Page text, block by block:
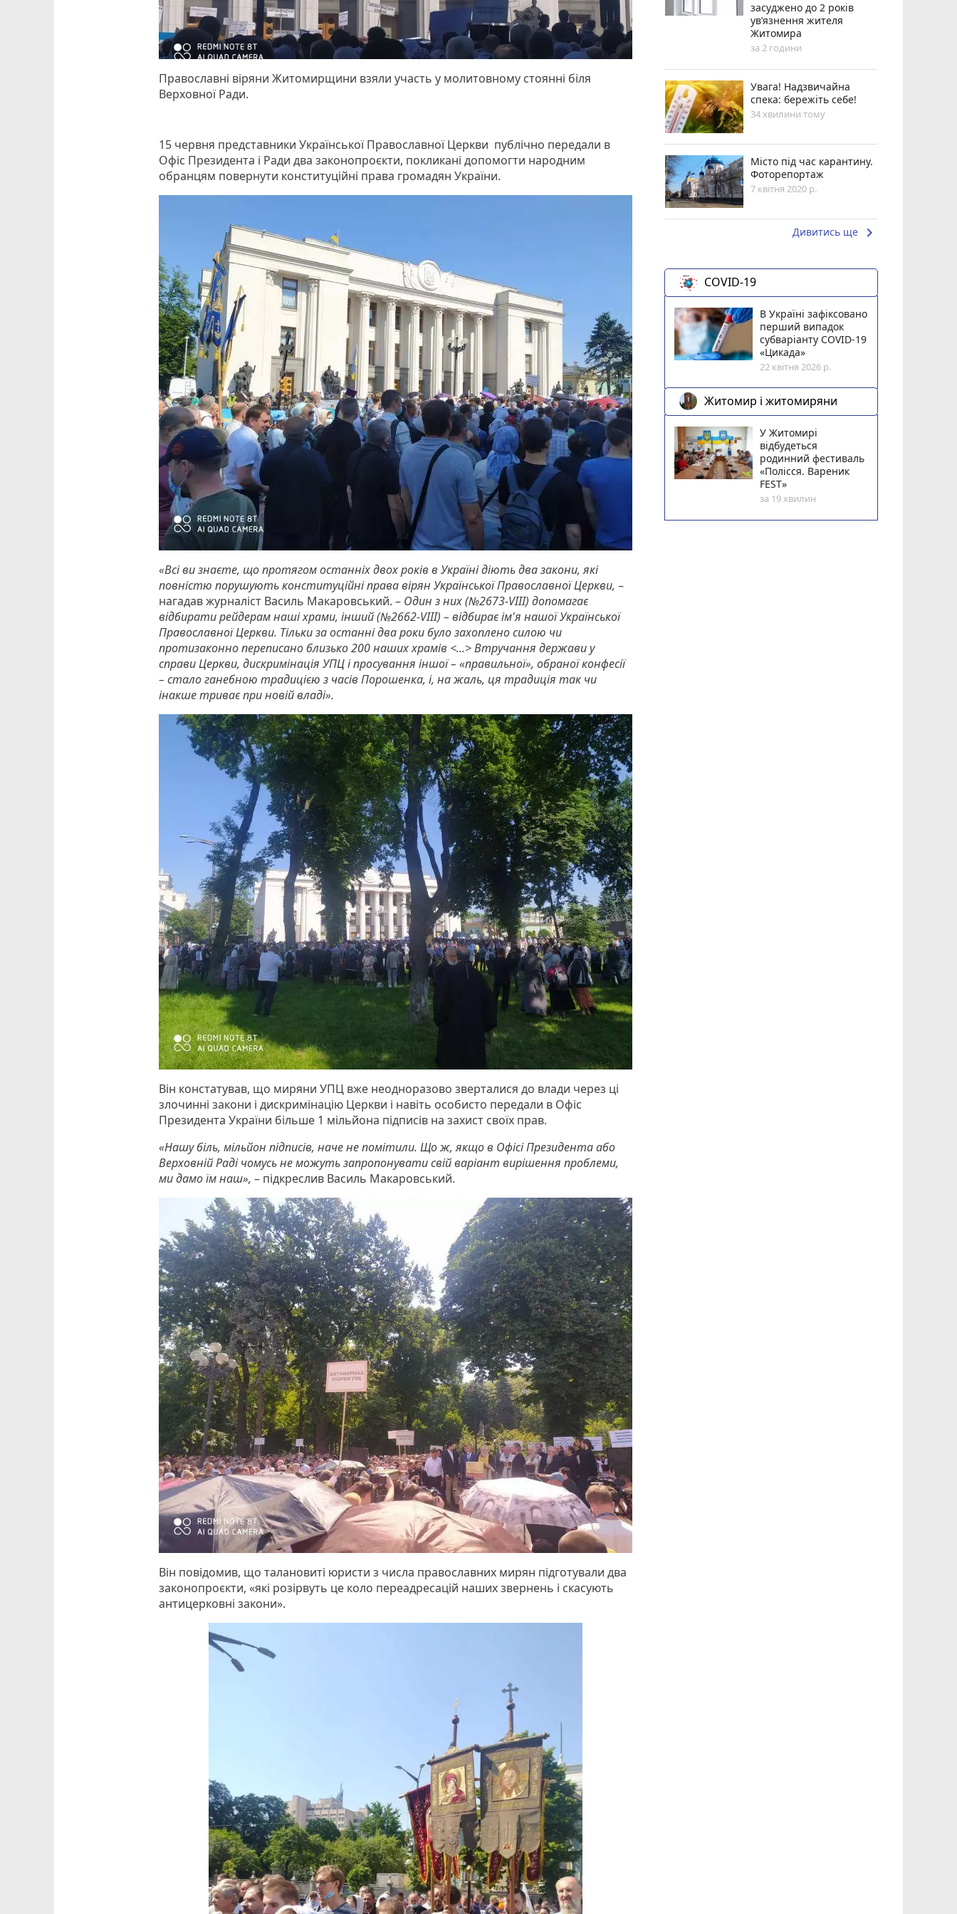
Православні віряни Житомирщини взяли участь у молитовному стоянні біля
Верховної Ради.
15 червня представники Української Православної Церкви публічно передали в
Офіс Президента і Ради два законопроєкти, покликані допомогти народним
обранцям повернути конституційні права громадян України.
«Всі ви знаєте, що протягом останніх двох років в Україні діють два закони, які
повністю порушують конституційні права вірян Української Православної Церкви,–
нагадав журналіст Василь Макаровський. – Один з них (№2673-VIII) допомагає
відбирати рейдерам наші храми, інший (№2662-VIII) – відбирає ім'я нашої Української
Православної Церкви. Тільки за останні два роки було захоплено силою чи
протизаконно переписано близько 200 наших храмів <...> Втручання держави у
справи Церкви, дискримінація УПЦ і просування іншої – «правильної», обраної конфесії
– стало ганебною традицією з часів Порошенка, і, на жаль, ця традиція так чи
інакше триває при новій владі».
Він констатував, що миряни УПЦ вже неодноразово зверталися до влади через ці
злочинні закони і дискримінацію Церкви і навіть особисто передали в Офіс
Президента України більше 1 мільйона підписів на захист своїх прав.
«Нашу біль, мільйон підписів, наче не помітили. Що ж, якщо в Офісі Президента або
Верховній Раді чомусь не можуть запропонувати свій варіант вирішення проблеми,
ми дамо їм наш», – підкреслив Василь Макаровський.
Він повідомив, що талановиті юристи з числа православних мирян підготували два
законопроєкти, «які розірвуть це коло переадресацій наших звернень і скасують
антицерковні закони».
засуджено до 2 років
ув’язнення жителя
Житомира
за 2 години
Увага! Надзвичайна
спека: бережіть себе!
34 хвилини тому
Місто під час карантину.
Фоторепортаж
7 квітня 2020 р.
Дивитись ще keyboard_arrow_right
COVID-19
В Україні зафіксовано
перший випадок
субваріанту COVID-19
«Цикада»
22 квітня 2026 р.
Житомир і житомиряни
У Житомирі
відбудеться
родинний фестиваль
«Полісся. Вареник
FEST»
за 19 хвилин